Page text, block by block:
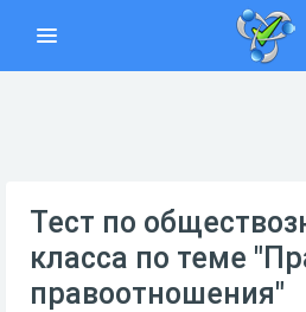
Тест по
класса по теме
правоотношения"